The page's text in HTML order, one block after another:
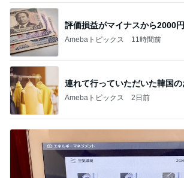
評価損益がマイナスから2000円
Amebaトピックス 11時間前
連れて行っていただいた韓国
Amebaトピックス 2日前